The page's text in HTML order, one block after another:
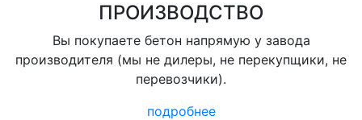
ПРОИЗВОДСТВО
Вы покупаете бетон напрямую у завода
производителя (мы не дилеры, не перекупщики, не
перевозчики).
подробнее